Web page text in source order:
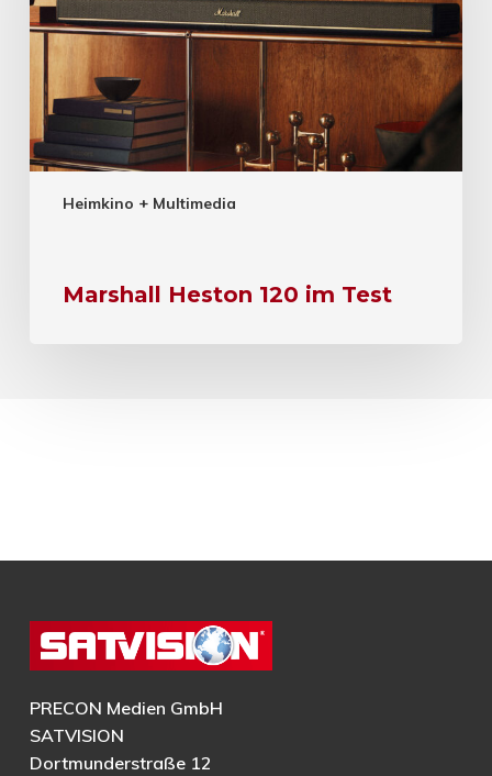
Heimkino + Multimedia
Marshall Heston 120 im Test
PRECON Medien GmbH
SATVISION
Dortmunderstraße 12